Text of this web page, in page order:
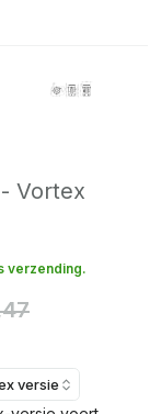
Vortex
verzending.
versie